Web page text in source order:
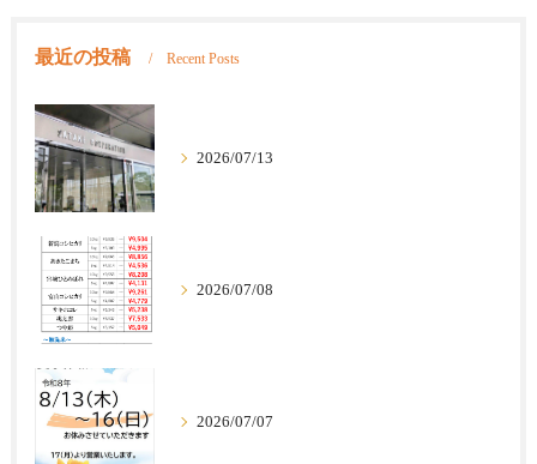
最近の投稿 Recent Posts
2026/07/13
2026/07/08
2026/07/07